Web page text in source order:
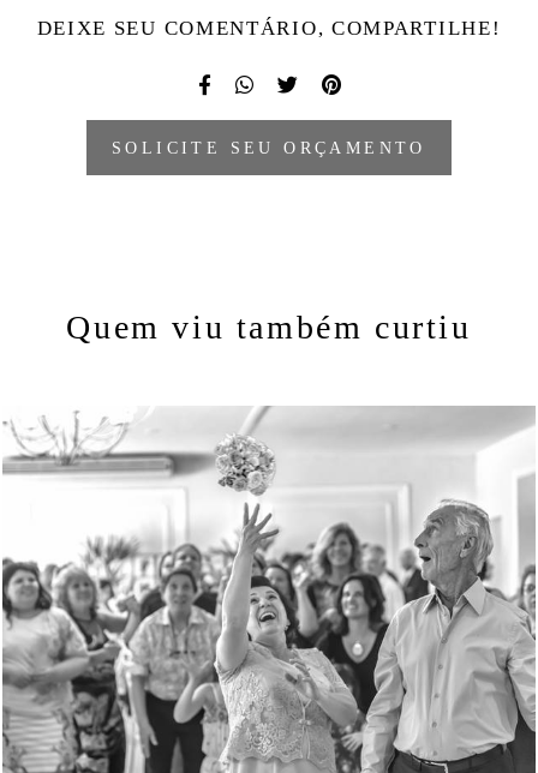
DEIXE SEU COMENTÁRIO, COMPARTILHE!
SOLICITE SEU ORÇAMENTO
Quem viu também curtiu
1482 0